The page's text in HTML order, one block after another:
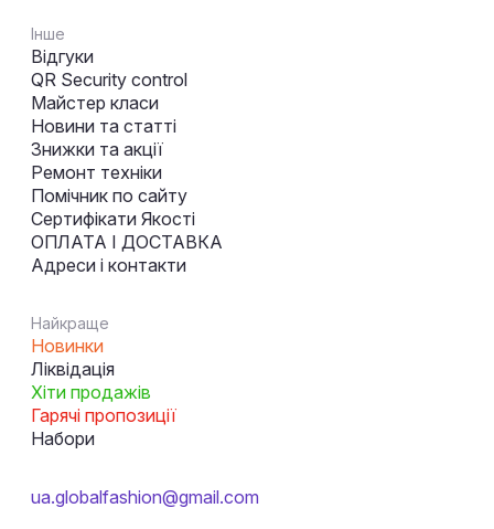
Інше
Відгуки
QR Security control
Майстер класи
Новини та статті
Знижки та акції
Ремонт техніки
Помічник по сайту
Сертифікати Якості
ОПЛАТА І ДОСТАВКА
Адреси і контакти
Найкраще
Новинки
Ліквідація
Хіти продажів
Гарячі пропозиції
Набори
ua.globalfashion@gmail.com